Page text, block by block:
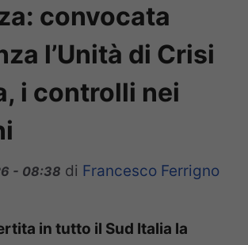
convocata
l’Unità di Crisi
i controlli nei
- 08:38 di Francesco Ferrigno
in tutto il Sud Italia la